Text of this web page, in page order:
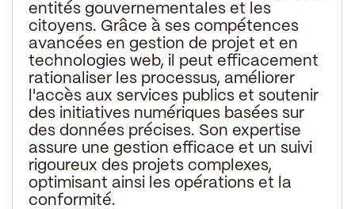
entités gouvernementales et les
citoyens. Grâce à ses compétences
avancées en gestion de projet et en
technologies web, il peut efficacement
rationaliser les processus, améliorer
l'accès aux services publics et soutenir
des initiatives numériques basées sur
des données précises. Son expertise
assure une gestion efficace et un suivi
rigoureux des projets complexes,
optimisant ainsi les opérations et la
conformité.